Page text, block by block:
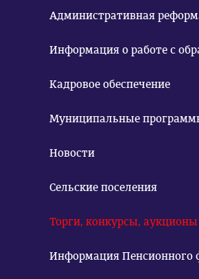
Административная
Информация о работе с
Кадровое обеспечение
Муниципальные
Новости
Сельские поселения
Торги, конкурсы, аукционы
Информация Пенсионного